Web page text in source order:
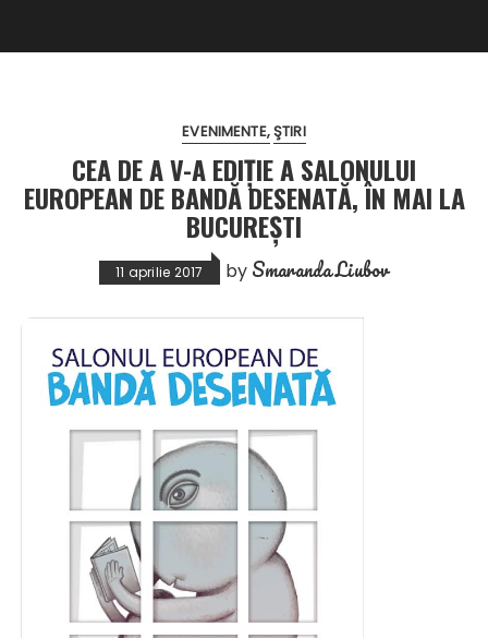
EVENIMENTE ŞTIRI
CEA DE A V-A EDIȚIE A SALONULUI
EUROPEAN DE BANDĂ DESENATĂ, ÎN MAI LA
BUCUREȘTI
11 aprilie 2017 by Smaranda Liubov